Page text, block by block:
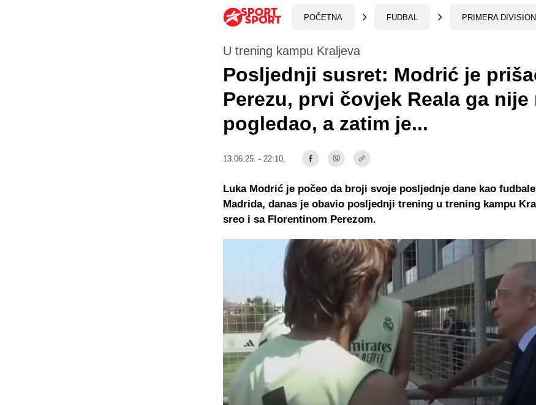
POČETNA FUDBAL PRIMERA DIVISION
U trening kampu Kraljeva
Posljednji susret: Modrić je
Perezu, prvi čovjek Reala ga nije
pogledao, a zatim je...
13.06.25. - 22:10,
Luka Modrić je počeo da broji svoje posljednje dane kao
Madrida, danas je obavio posljednji trening u trening kampu
sreo i sa Florentinom Perezom.